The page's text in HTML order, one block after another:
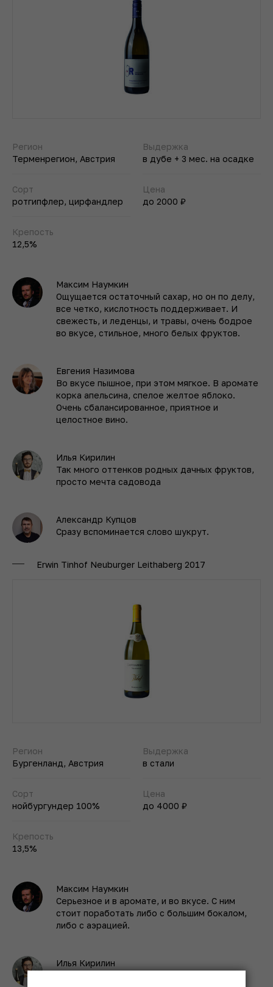
Регион
Терменрегион, Австрия
Сорт
ротгипфлер, цирфандлер
Крепость
12,5%
Выдержка
в дубе + 3 мес. на осадке
Цена
до 2000 ₽
Максим Наумкин
Ощущается остаточный сахар, но он по делу,
все четко, кислотность поддерживает. И
свежесть, и леденцы, и травы, очень бодрое
во вкусе, стильное, много белых фруктов.
Евгения Назимова
Во вкусе пышное, при этом мягкое. В аромате
корка апельсина, спелое желтое яблоко.
Очень сбалансированное, приятное и
целостное вино.
Илья Кирилин
Так много оттенков родных дачных фруктов,
просто мечта садовода
Александр Купцов
Сразу вспоминается слово шукрут.
Erwin Tinhof Neuburger Leithaberg 2017
Регион
Бургенланд, Австрия
Сорт
нойбургундер 100%
Крепость
13,5%
Выдержка
в стали
Цена
до 4000 ₽
Максим Наумкин
Серьезное и в аромате, и во вкусе. С ним
стоит поработать либо с большим бокалом,
либо с аэрацией.
Илья Кирилин